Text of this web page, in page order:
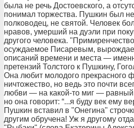
была не речь Достоевского, а
понимал торжества. Пушкин был
полководец, не святой. Человек
нравов, умерший на дуэли при
другого человека.
осуждаемое Писаревым,
описаний времени и места —
претензий Толстого к Пушкину,
Она любит молодого прекрасного
ничтожество, но ведь это почти
любви — на какой-то миг —
но она говорит: “...я буду век ему
Пушкин вставил в "Онегина"
другим обручена! Уж я другому